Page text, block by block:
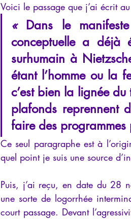
Voici le passage que j’ai écrit
« Dans le
conceptuelle a
surhumain à
étant l’homme ou la
c’est bien la lignée
plafonds reprennent
faire des
Ce seul paragraphe est à
quel point je suis une source
Puis, j’ai reçu, en date du 28
une sorte de logorrhée
court passage. Devant